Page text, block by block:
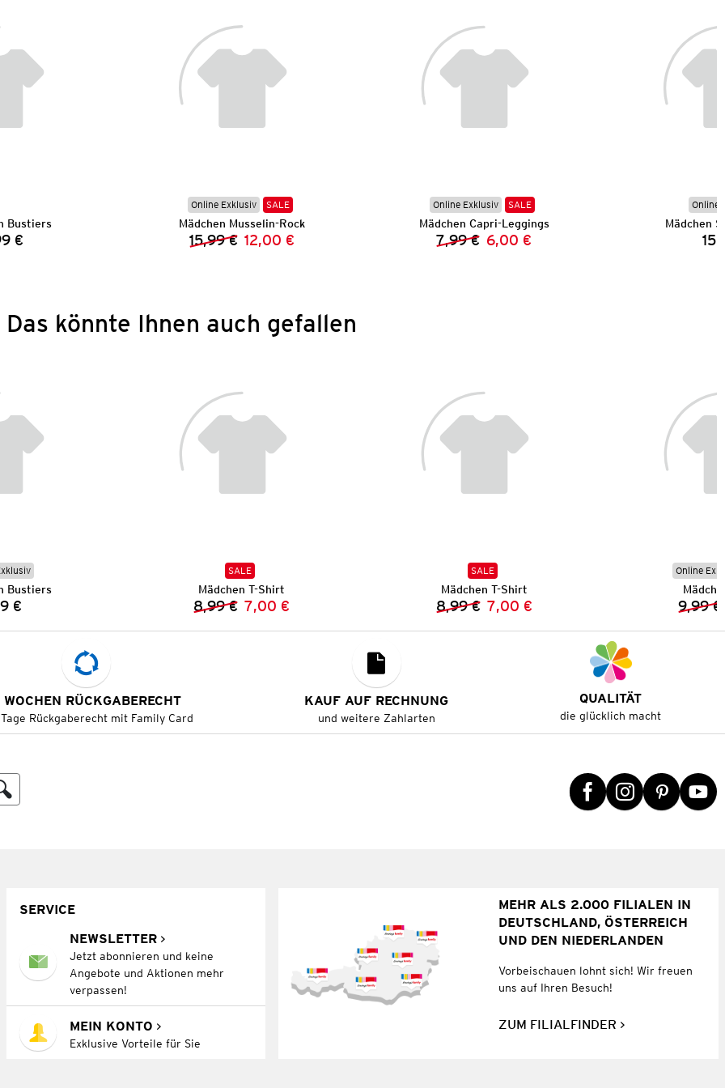
Bustiers
€
Online Exklusiv SALE
Mädchen Musselin-Rock
Vorheriger Preis:
15,99 € Neuer Preis:
12,00 €
Online Exklusiv SALE
Mädchen Capri-Leggings
Vorheriger Preis:
7,99 € Neuer Preis:
6,00 €
Online
Mädchen
Das könnte Ihnen auch gefallen
Bustiers
€
SALE
Mädchen T-Shirt
Vorheriger Preis:
8,99 € Neuer Preis:
7,00 €
SALE
Mädchen T-Shirt
Vorheriger Preis:
8,99 € Neuer Preis:
7,00 €
Online
9,99 €
RÜCKGABERECHT
Rückgaberecht mit Family Card
KAUF AUF RECHNUNG
und weitere Zahlarten
QUALITÄT
die glücklich macht
SERVICE
NEWSLETTER
Jetzt abonnieren und keine
Angebote und Aktionen mehr
verpassen!
MEIN KONTO
Exklusive Vorteile für Sie
MEHR ALS 2.000 FILIALEN IN
DEUTSCHLAND, ÖSTERREICH
UND DEN NIEDERLANDEN
Vorbeischauen lohnt sich! Wir freuen
uns auf Ihren Besuch!
ZUM FILIALFINDER